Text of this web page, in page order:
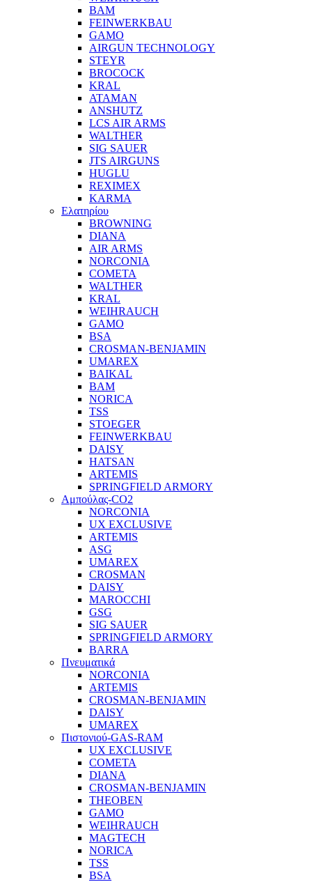
BAM
FEINWERKBAU
GAMO
AIRGUN TECHNOLOGY
STEYR
BROCOCK
KRAL
ATAMAN
ANSHUTZ
LCS AIR ARMS
WALTHER
SIG SAUER
JTS AIRGUNS
HUGLU
REXIMEX
KARMA
Ελατηρίου
BROWNING
DIANA
AIR ARMS
NORCONIA
COMETA
WALTHER
KRAL
WEIHRAUCH
GAMO
BSA
CROSMAN-BENJAMIN
UMAREX
BAIKAL
BAM
NORICA
TSS
STOEGER
FEINWERKBAU
DAISY
HATSAN
ARTEMIS
SPRINGFIELD ARMORY
Αμπούλας-CO2
NORCONIA
UX EXCLUSIVE
ARTEMIS
ASG
UMAREX
CROSMAN
DAISY
MAROCCHI
GSG
SIG SAUER
SPRINGFIELD ARMORY
BARRA
Πνευματικά
NORCONIA
ARTEMIS
CROSMAN-BENJAMIN
DAISY
UMAREX
Πιστονιού-GAS-RAM
UX EXCLUSIVE
COMETA
DIANA
CROSMAN-BENJAMIN
THEOBEN
GAMO
WEIHRAUCH
MAGTECH
NORICA
TSS
BSA